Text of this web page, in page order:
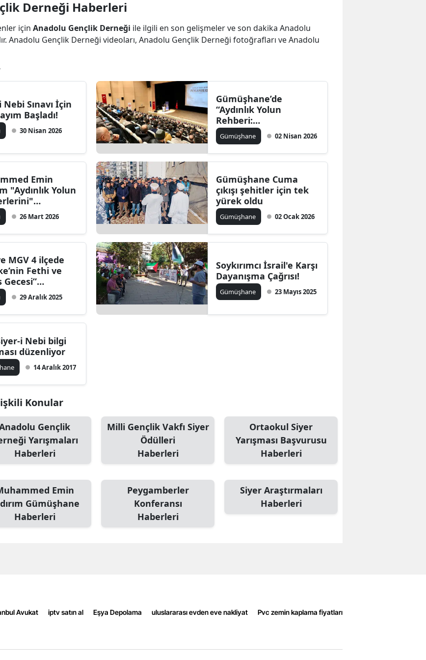
Bilecik
Bingöl
Burdur
Bursa
Çanakkale
Çankırı
Çorum
Denizli
Diyarbakır
Edirne
Elazığ
Erzincan
Erzurum
Eskişehir
Isparta
Mersin
İzmir
Kocaeli
Derneği Haberleri
için Anadolu Gençlik Derneği ile ilgili en son gelişmeler ve son dakika Anadolu
Anadolu Gençlik Derneği videoları, Anadolu Gençlik Derneği fotoğrafları ve Anadolu
Nebi Sınavı İçin
Başladı!
30 Nisan 2026
Gümüşhane’de
“Aydınlık Yolun
Rehberi:
Peygamberler”
Konferansına Yoğun
İlgi
Gümüşhane 02 Nisan 2026
Emin
"Aydınlık Yolun
26 Mart 2026
Gümüşhane Cuma
çıkışı şehitler için tek
yürek oldu
Gümüşhane 02 Ocak 2026
MGV 4 ilçede
Fethi ve
Gecesi”
29 Aralık 2025
Soykırımcı İsrail'e Karşı
Dayanışma Çağrısı!
Gümüşhane 23 Mayıs 2025
i Nebi bilgi
düzenliyor
14 Aralık 2017
Konular
Gençlik
Yarışmaları
Haberleri
Milli Gençlik Vakfı Siyer
Ödülleri
Haberleri
Ortaokul Siyer
Yarışması Başvurusu
Haberleri
Emin
Gümüşhane
Haberleri
Peygamberler
Konferansı
Haberleri
Siyer Araştırmaları
Haberleri
Avukat iptv satın al Eşya Depolama uluslararası evden eve nakliyat Pvc zemin kaplama fiyatları